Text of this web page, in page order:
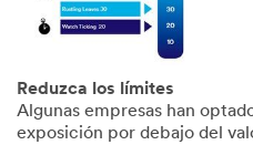
Reduzca los límites
Algunas empresas han
exposición por debajo del